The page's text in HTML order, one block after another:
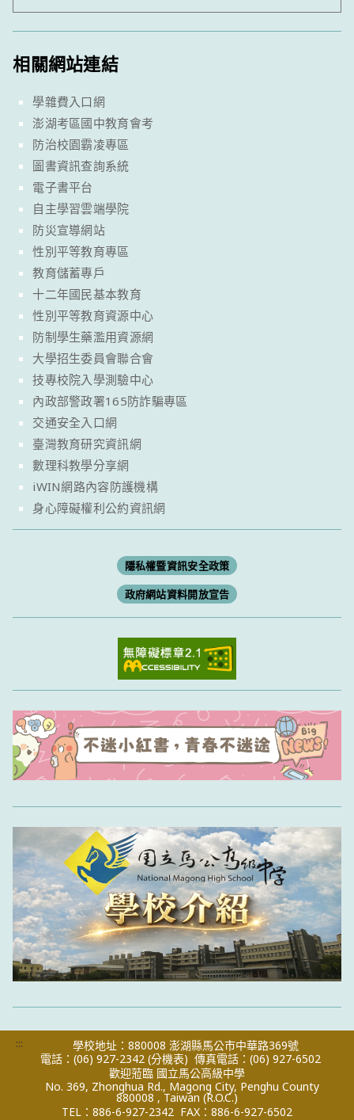
相關網站連結
學雜費入口網
澎湖考區國中教育會考
防治校園霸凌專區
圖書資訊查詢系統
電子書平台
自主學習雲端學院
防災宣導網站
性別平等教育專區
教育儲蓄專戶
十二年國民基本教育
性別平等教育資源中心
防制學生藥濫用資源網
大學招生委員會聯合會
技專校院入學測驗中心
內政部警政署165防詐騙專區
交通安全入口網
臺灣教育研究資訊網
數理科教學分享網
iWIN網路內容防護機構
身心障礙權利公約資訊網
隱私權暨資訊安全政策
政府網站資料開放宣告
:::
學校地址：880008 澎湖縣馬公市中華路369號
電話：(06) 927-2342 (分機表) 傳真電話：(06) 927-6502
歡迎蒞臨 國立馬公高級中學
No. 369, Zhonghua Rd., Magong City, Penghu County
880008 , Taiwan (R.O.C.)
TEL：886-6-927-2342 FAX：886-6-927-6502